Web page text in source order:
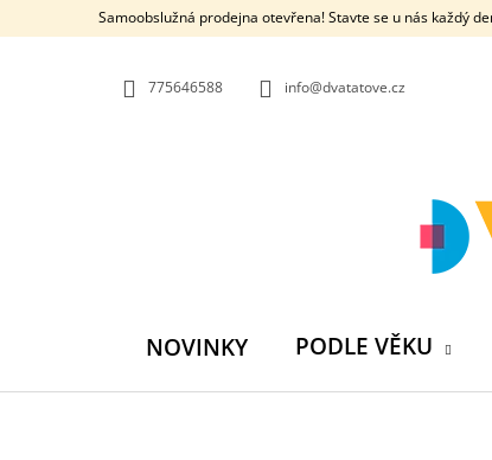
Samoobslužná prodejna otevřena! Stavte se u nás každý
775646588 info@dvatatove.cz
NOVINKY PODLE VĚKU
O